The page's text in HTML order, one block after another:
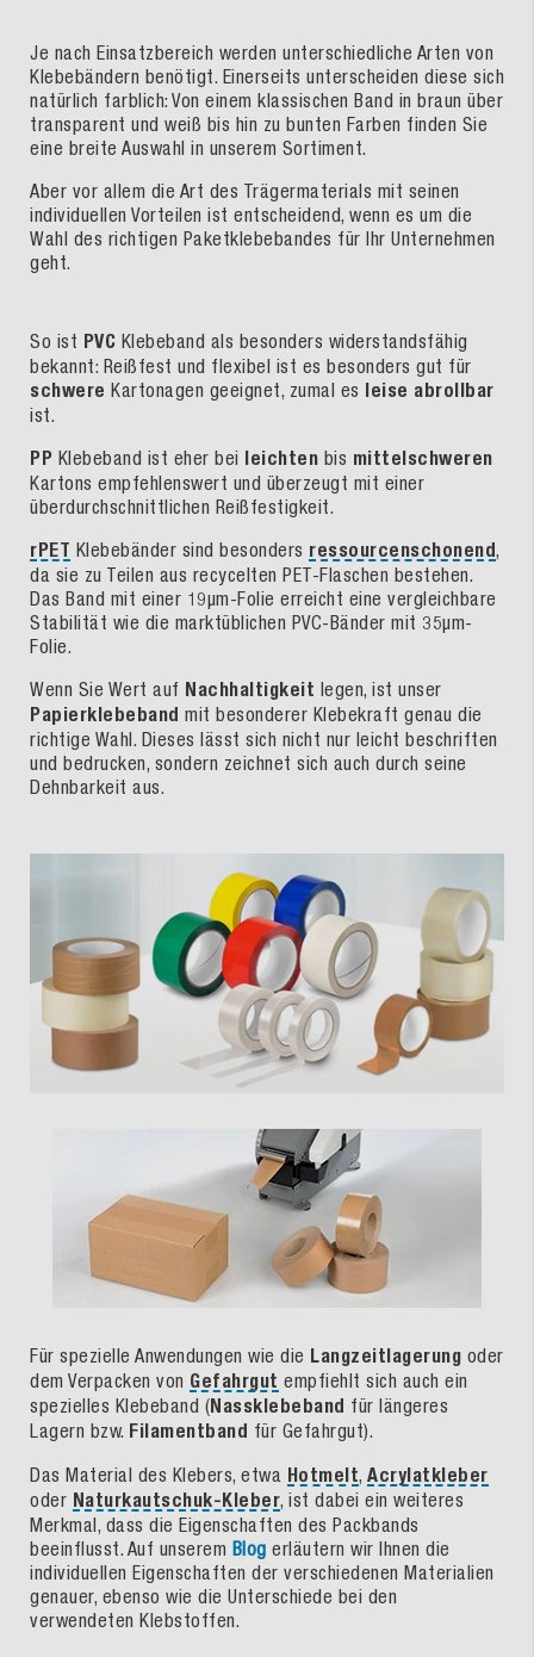
Je nach Einsatzbereich werden unterschiedliche Arten von
Klebebändern benötigt. Einerseits unterscheiden diese sich
natürlich farblich: Von einem klassischen Band in braun über
transparent und weiß bis hin zu bunten Farben finden Sie
eine breite Auswahl in unserem Sortiment.
Aber vor allem die Art des Trägermaterials mit seinen
individuellen Vorteilen ist entscheidend, wenn es um die
Wahl des richtigen Paketklebebandes für Ihr Unternehmen
geht.
So ist PVC Klebeband als besonders widerstandsfähig
bekannt: Reißfest und flexibel ist es besonders gut für
schwere Kartonagen geeignet, zumal es leise abrollbar
ist.
PP Klebeband ist eher bei leichten bis mittelschweren
Kartons empfehlenswert und überzeugt mit einer
überdurchschnittlichen Reißfestigkeit.
rPET Klebebänder sind besonders ressourcenschonend,
da sie zu Teilen aus recycelten PET-Flaschen bestehen.
Das Band mit einer 19µm-Folie erreicht eine vergleichbare
Stabilität wie die marktüblichen PVC-Bänder mit 35µm-
Folie.
Wenn Sie Wert auf Nachhaltigkeit legen, ist unser
Papierklebeband mit besonderer Klebekraft genau die
richtige Wahl. Dieses lässt sich nicht nur leicht beschriften
und bedrucken, sondern zeichnet sich auch durch seine
Dehnbarkeit aus.
Für spezielle Anwendungen wie die Langzeitlagerung oder
dem Verpacken von Gefahrgut empfiehlt sich auch ein
spezielles Klebeband (Nassklebeband für längeres
Lagern bzw. Filamentband für Gefahrgut).
Das Material des Klebers, etwa Hotmelt, Acrylatkleber
oder Naturkautschuk-Kleber, ist dabei ein weiteres
Merkmal, dass die Eigenschaften des Packbands
beeinflusst. Auf unserem Blog erläutern wir Ihnen die
individuellen Eigenschaften der verschiedenen Materialien
genauer, ebenso wie die Unterschiede bei den
verwendeten Klebstoffen.